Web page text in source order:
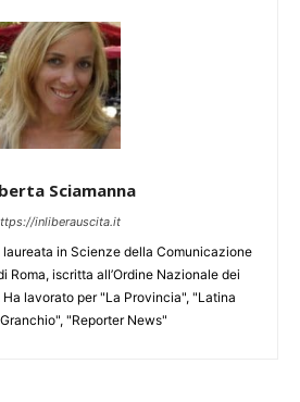
Sciamanna
inliberauscita.it
in Scienze della Comunicazione
Roma, iscritta all’Ordine Nazionale dei
lavorato per "La Provincia", "Latina
"Reporter News"